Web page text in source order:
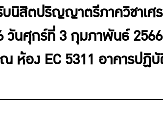
บนิสิตปริญญาตรีภาควิชาเศ
วันศุกร์ที่ 3 กุมภาพันธ์
ห้อง EC 5311 อาคารปฏิ